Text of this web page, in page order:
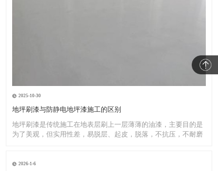
2025-10-30
地坪刷漆与防静电地坪漆施工的区别
地坪刷漆是传统施工在地表层刷上一层薄薄的油漆，主要目的是
为了美观，但实用性差，易脱层、起皮，脱落，不抗压，不耐磨
2026-1-6